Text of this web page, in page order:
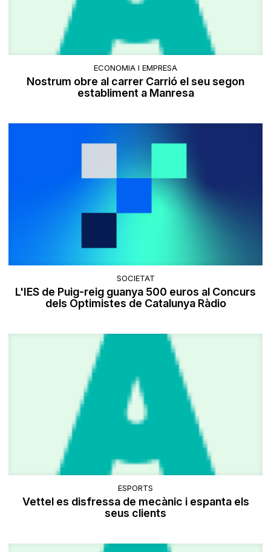
ECONOMIA I EMPRESA
Nostrum obre al carrer Carrió el seu segon
establiment a Manresa
SOCIETAT
L'IES de Puig-reig guanya 500 euros al Concurs
dels Optimistes de Catalunya Ràdio
ESPORTS
Vettel es disfressa de mecànic i espanta els
seus clients